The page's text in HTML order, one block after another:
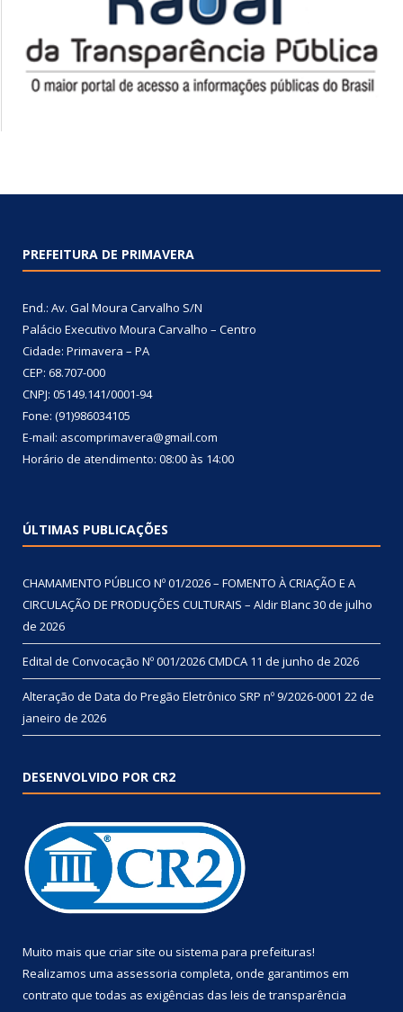
PREFEITURA DE PRIMAVERA
End.: Av. Gal Moura Carvalho S/N
Palácio Executivo Moura Carvalho – Centro
Cidade: Primavera – PA
CEP: 68.707-000
CNPJ: 05149.141/0001-94
Fone: (91)986034105
E-mail: ascomprimavera@gmail.com
Horário de atendimento: 08:00 às 14:00
ÚLTIMAS PUBLICAÇÕES
CHAMAMENTO PÚBLICO Nº 01/2026 – FOMENTO À CRIAÇÃO E A
CIRCULAÇÃO DE PRODUÇÕES CULTURAIS – Aldir Blanc30 de julho
de 2026
Edital de Convocação Nº 001/2026 CMDCA 11 de junho de 2026
Alteração de Data do Pregão Eletrônico SRP nº 9/2026-0001 22 de
janeiro de 2026
DESENVOLVIDO POR CR2
Muito mais que criar site ou sistema para prefeituras!
Realizamos uma assessoria completa, onde garantimos em
contrato que todas as exigências das leis de transparência